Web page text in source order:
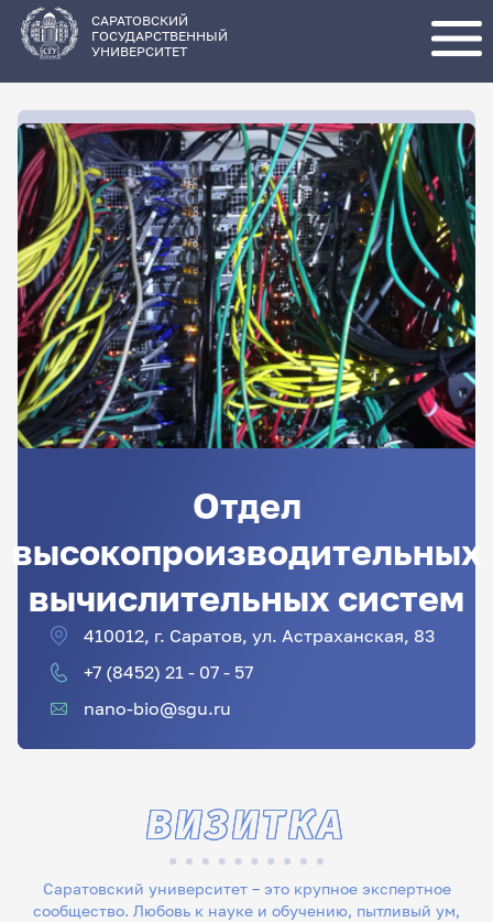
основному
содержанию
САРАТОВСКИЙ
ГОСУДАРСТВЕННЫЙ
УНИВЕРСИТЕТ
Отдел
высокопроизводительных
вычислительных систем
410012, г. Саратов, ул. Астраханская, 83
+7 (8452) 21 - 07 - 57
nano-bio@sgu.ru
Саратовский университет – это крупное экспертное
сообщество. Любовь к науке и обучению, пытливый ум,
ВИЗИТКА